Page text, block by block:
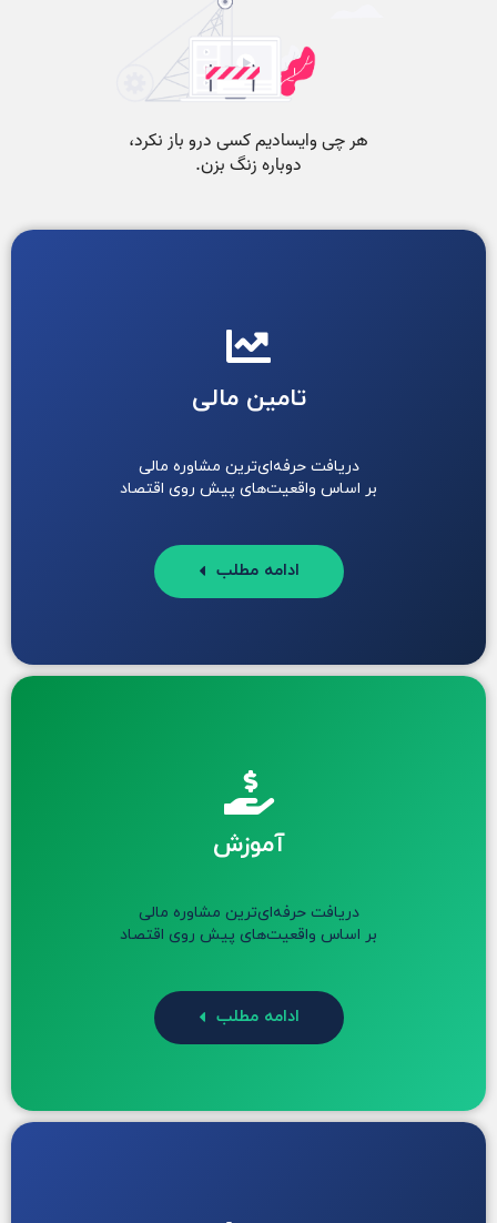
تامین مالی
دریافت حرفه‌ای‌ترین مشاوره مالی
بر اساس واقعیت‌های پیش روی اقتصاد
ادامه مطلب
آموزش
دریافت حرفه‌ای‌ترین مشاوره مالی
بر اساس واقعیت‌های پیش روی اقتصاد
ادامه مطلب